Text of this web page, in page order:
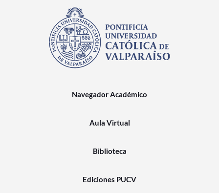
Navegador Académico
Aula Virtual
Biblioteca
Ediciones PUCV